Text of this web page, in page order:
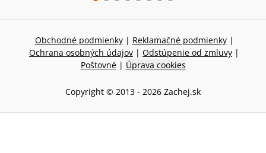
Obchodné podmienky | Reklamačné podmienky |
Ochrana osobných údajov | Odstúpenie od zmluvy |
Poštovné | Úprava cookies
Copyright © 2013 - 2026 Zachej.sk